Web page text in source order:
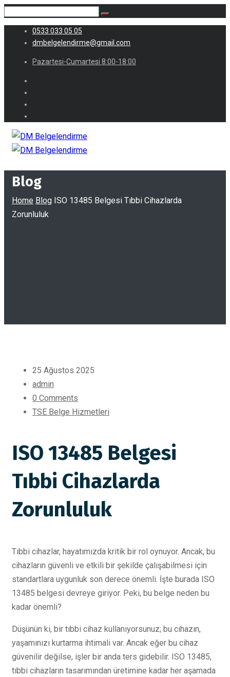
0533 033 05 05
dmbelgelendirme@gmail.com
Pazartesi-Cumartesi 8:00-18:00
Blog
Home Blog ISO 13485 Belgesi Tıbbi Cihazlarda
Zorunluluk
25 Ağustos 2025
admin
0 Comments
TSE Belge Hizmetleri
ISO 13485 Belgesi
Tıbbi Cihazlarda
Zorunluluk
Tıbbi cihazlar, hayatımızda kritik bir rol oynuyor. Ancak, bu
cihazların güvenli ve etkili bir şekilde çalışabilmesi için
standartlara uygunluk son derece önemli. İşte burada ISO
13485 belgesi devreye giriyor. Peki, bu belge neden bu
kadar önemli?
Düşünün ki, bir tıbbi cihaz kullanıyorsunuz; bu cihazın,
yaşamınızı kurtarma ihtimali var. Ancak eğer bu cihaz
güvenilir değilse, işler bir anda ters gidebilir. ISO 13485,
tıbbi cihazların tasarımından üretimine kadar her aşamada